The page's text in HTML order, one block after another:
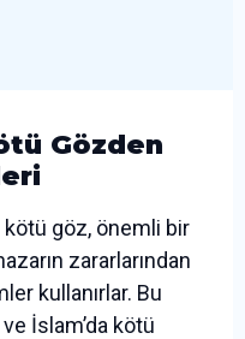
Gözden
göz, önemli bir
zararlarından
kullanırlar. Bu
İslam’da kötü